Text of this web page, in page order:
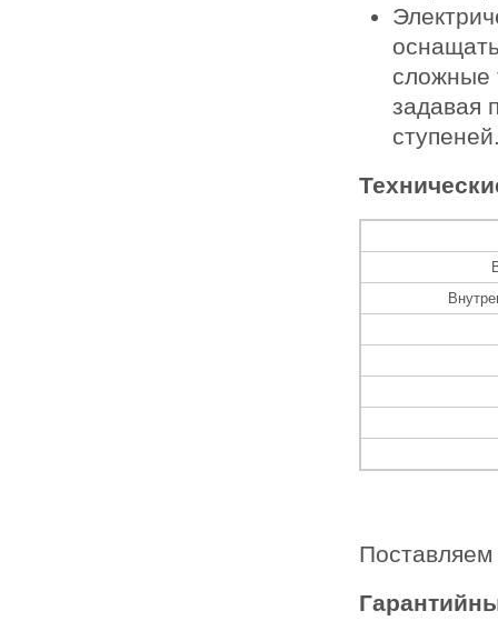
сложные
задавая